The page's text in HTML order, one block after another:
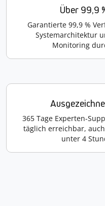
Über 99,9
Garantierte 99,9 %
Systemarchitektur
Monitoring
365 Tage Experten-
täglich erreichbar,
unter 4